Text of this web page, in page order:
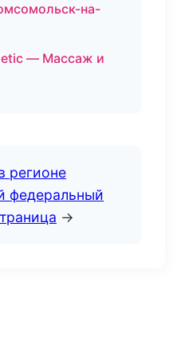
на-
— Массаж и
регионе
федеральный
→